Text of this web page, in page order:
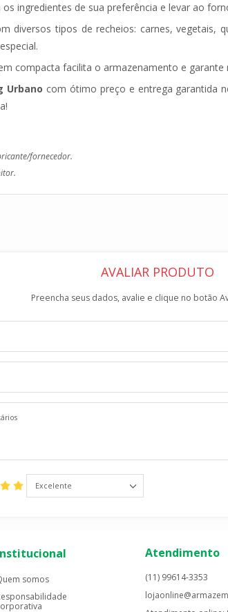
ingredientes de sua preferência e levar ao
diversos tipos de recheios: carnes, vegetais,
compacta facilita o armazenamento e
Urbano com ótimo preço e entrega garantida
fornecedor.
AVALIAR PRODUTO
Preencha seus dados, avalie e clique no botão
Excelente
somos
Atendimento
(11) 99614-3353